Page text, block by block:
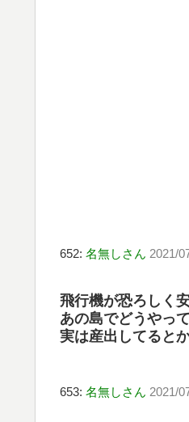
652: 名無しさん 2021/
飛行機が恐ろしく
あの島でどうやっ
実は産出してると
653: 名無しさん 2021/